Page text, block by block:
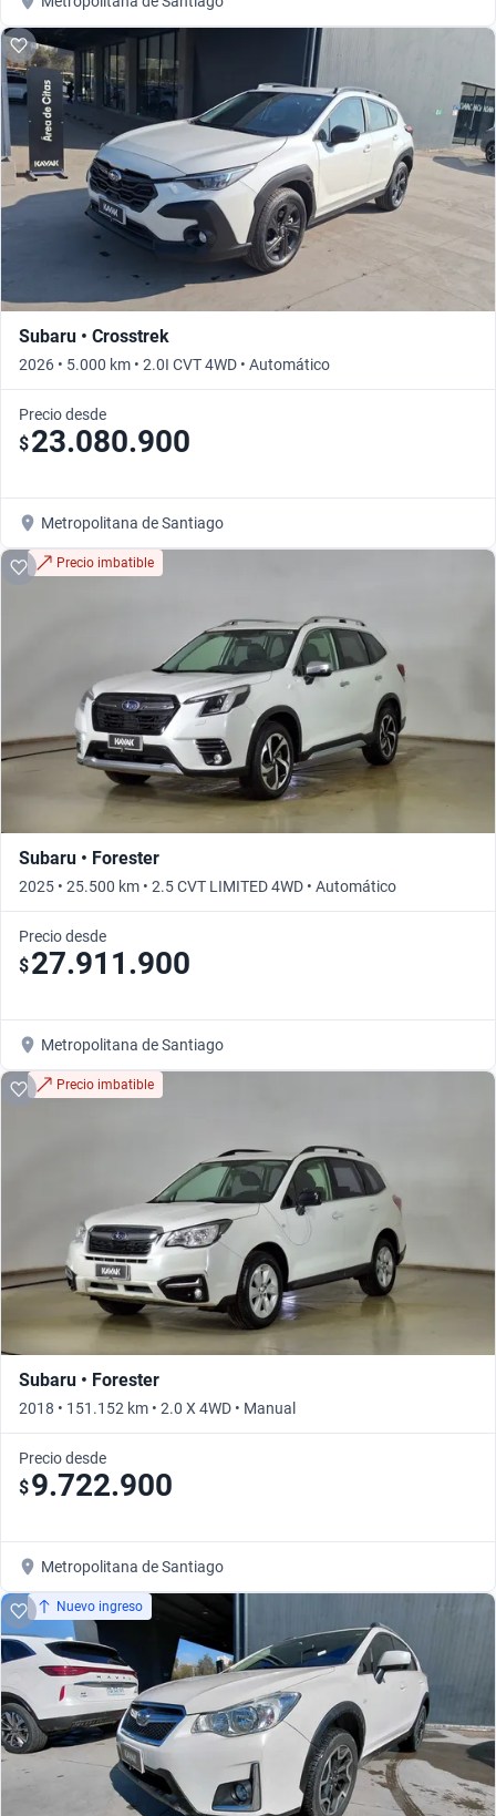
Subaru • Crosstrek
2026 • 5.000 km • 2.0I CVT 4WD • Automático
Precio desde
$23.080.900
Metropolitana de Santiago
Precio imbatible
Subaru • Forester
2025 • 25.500 km • 2.5 CVT LIMITED 4WD • Automático
Precio desde
$27.911.900
Metropolitana de Santiago
Precio imbatible
Subaru • Forester
2018 • 151.152 km • 2.0 X 4WD • Manual
Precio desde
$9.722.900
Metropolitana de Santiago
Nuevo ingreso